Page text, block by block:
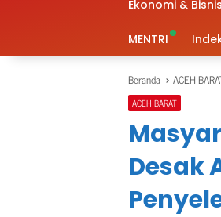
Ekonomi & Bisnis
MENTRI
Beranda ACEH
ACEH BARAT
Desak